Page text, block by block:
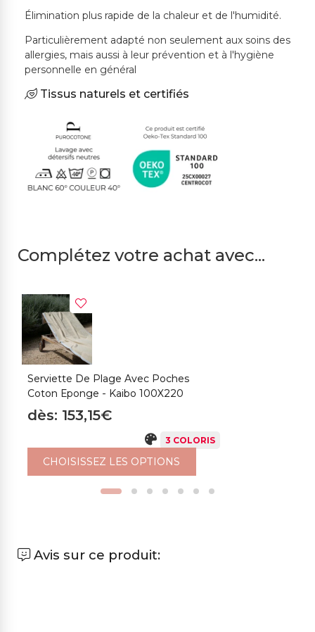
Élimination plus rapide de la chaleur et de l'humidité.
Particulièrement adapté non seulement aux soins des
allergies, mais aussi à leur prévention et à l'hygiène
personnelle en général
Tissus naturels et certifiés
Complétez votre achat avec...
Serviette De Plage Avec Poches
Coton Eponge - Kaibo 100X220
dès: 153,15€
3 COLORIS
CHOISISSEZ LES OPTIONS
Avis sur ce produit: